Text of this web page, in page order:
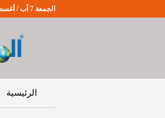
الجمعة 7 آب / أغسطس 2026. 11:20:20 مساءً
الرئيسية